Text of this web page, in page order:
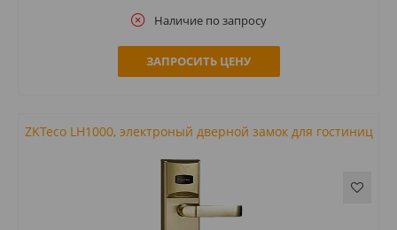
Наличие по запросу
ЗАПРОСИТЬ ЦЕНУ
ZKTeco LH1000, электроный дверной замок для гостиниц